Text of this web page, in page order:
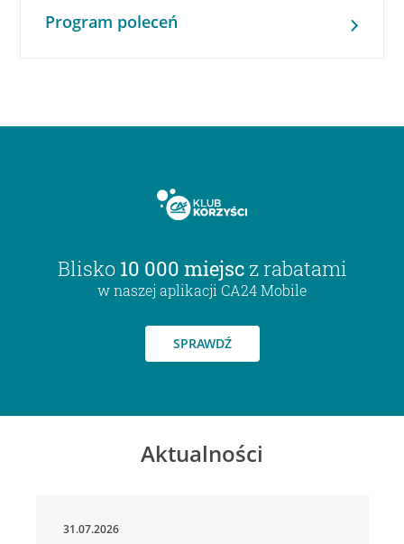
Program poleceń
Blisko 10 000 miejsc z rabatami
w naszej aplikacji CA24 Mobile
SPRAWDŹ
Aktualności
31.07.2026